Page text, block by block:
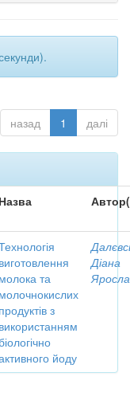
назад 1 далі
Назва
виготовлення
молока та
молочнокислих
продуктів з
використанням
йоду
Діана